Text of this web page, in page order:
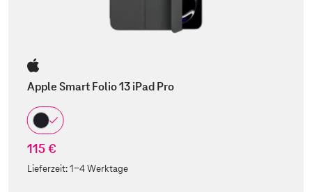
Apple Smart Folio 13 iPad Pro
115 €
Lieferzeit:1-4 Werktage